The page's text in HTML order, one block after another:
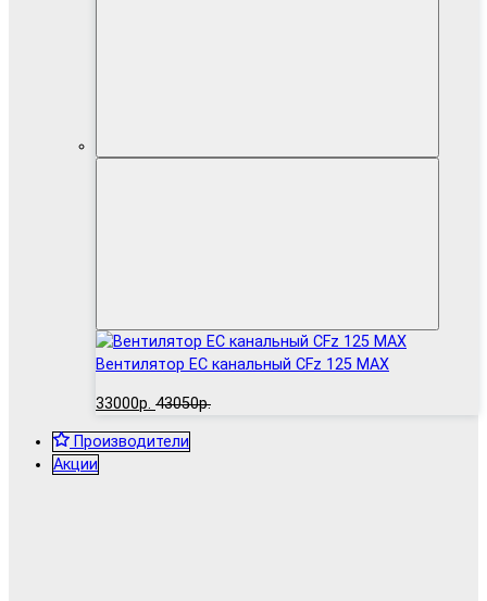
Вентилятор EC канальный CFz 125 MAX
33000р. 43050р.
Производители
Акции